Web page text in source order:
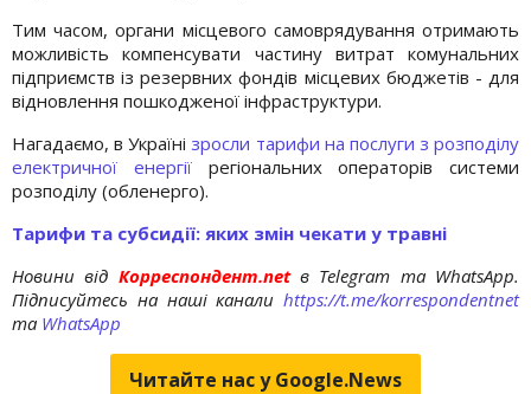
Тим часом, органи місцевого самоврядування отримають
можливість компенсувати частину витрат комунальних
підприємств із резервних фондів місцевих бюджетів - для
відновлення пошкодженої інфраструктури.
Нагадаємо, в Українізросли тарифи на послуги з розподілу
електричної енергіїрегіональних операторів системи
розподілу (обленерго).
Тарифи та субсидії: яких змін чекати у травні
Новини від Корреспондент.netв Telegram та WhatsApp.
Підписуйтесь на наші канали https://t.me/korrespondentnet
та WhatsApp
Читайте нас у Google.News